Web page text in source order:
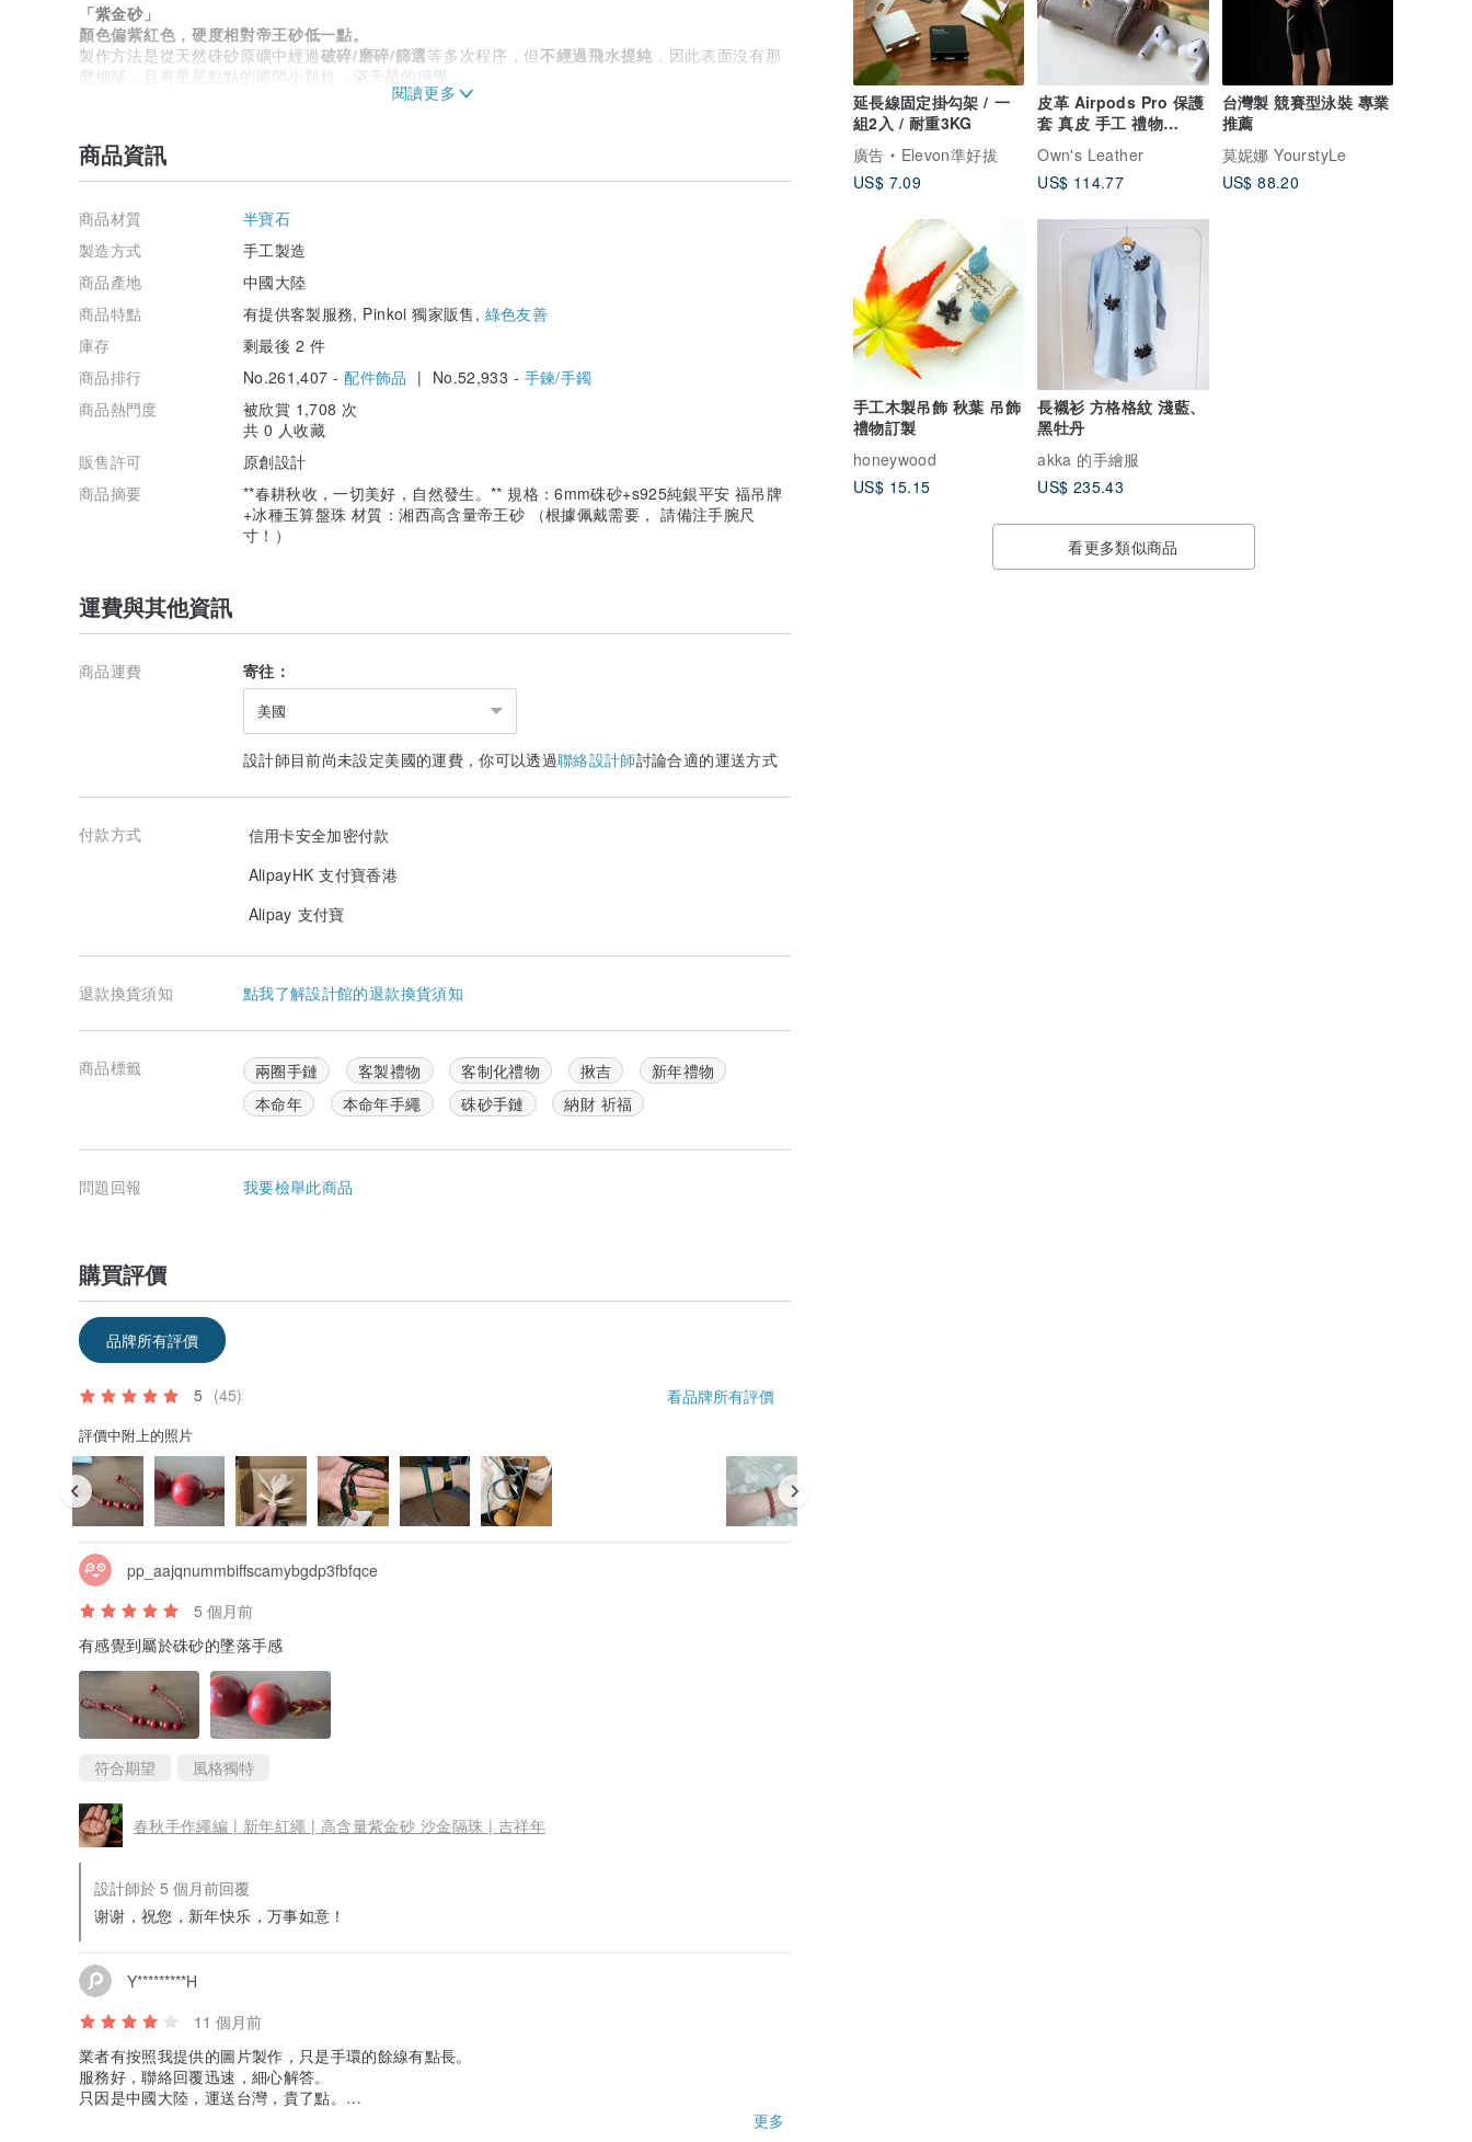
延長線固定掛勾架 / 一
組2入 / 耐重3KG
廣告
Elevon準好拔
US$ 7.09
皮革 Airpods Pro 保護
套 真皮 手工 禮物
Apple
Own's Leather
US$ 114.77
台灣製 競賽型泳裝 專業
推薦
莫妮娜 YourstyLe
US$ 88.20
手工木製吊飾 秋葉 吊飾
禮物訂製
honeywood
US$ 15.15
長襯衫 方格格紋 淺藍、
黑牡丹
akka 的手繪服
US$ 235.43
看更多類似商品
「紫金砂」
顏色偏紫紅色，硬度相對帝王砂低一點。
製作方法是從天然硃砂原礦中經過破碎/磨碎/篩選等多次程序，但不經過飛水提純 ，因此表面沒有那
麼細膩，且有星星點點的礦閃小顆粒，滿天星的感覺。
直接從硃砂礦上敲下來的硃砂大 顆粒，表面清晰可見晶體大顆粒，光照下顆顆通透，散發熒紅色光
芒。
> 春耕秋收
這世間但凡舒展，但凡詩意，但凡美好之事，往往都只會自然發生，就像四季輪轉。
學著慢下來，澄空自己，柔軟地對待生活，敬畏時間的力量，讓一切可以自然生長，像樹那樣，專注
而不畏懼地，生長出清晰的年輪。
我們的手工亦是如此！！
> 硃砂
最早的文獻記載中硃砂只有一個字叫「丹」，「丹」是一個會意字，古代鑿地礦井，在井裡面取出礦
物，所以「丹」字實際上就是「井」字中間有一「、」，意為是挖了一個礦井後在裡面去取了一個東
西出來，這東西就是硃砂。
因為硃砂是紅色，多數偏於深紅色，「朱」也是紅的意思，後來就把丹砂叫做硃砂，「丹」和「朱」
是形容顏色，「砂」是形容形狀，意為一些不規則顆粒狀的礦物。
硃砂顏色經久不褪。中國書畫被稱為「丹青」，其中的「丹」即指硃砂，顏料中不可或缺的「八寶印
泥」，其主要成分也是硃砂。
陽氣磁場，我們可以發現：玉石類放在手裡有涼的感覺，而硃砂握在手裡是暖的。
自古以來，大凡道家書符咒、開光、闢邪、鎮煞等等法事的時候，硃砂都派上用場。硃砂一直被人們
視為開運改運、鎮煞、驅邪、招福、納財的極品。有鴻運當頭，富貴安康之吉祥寓意。
《神農本草經》將硃砂列為上品，常常被用於藥物治療，可以鎮驚、解毒、緩解失眠多夢等。
生活在現代的我們，擁有一兩件硃砂文玩，也可修身養性，養眼養心。
館內硃砂產品均為高含量硃砂，重量感強。可以用一下方式鑑別：
>. 火燒硃砂會變黑。（請隔物加熱。一般不建議在成品上直接火燒，因為無法掌控時間和范圍。時
間過長變黑後無法還原。）
>. 真硃砂在紙上可以畫出橘紅色的線條。（為不損壞成品美觀，請選擇不明顯的地方劃線，或者用
泡，會影響光澤度。
硃砂屬於礦石，不溶於水，但經常與肥皂、沐浴露等化學品接觸，會對硃砂造成腐蝕。
3.避免高溫
硃砂的成份中的硫化汞，達到380度高溫，才會釋放出。所以平時，只要避免硃砂飾品處於高溫環
4.避免與硬物、尖銳物體碰撞。
硃砂硬度大，質地脆，注意防摔。
5.如何清洗
如果發現硃砂髒了，不要用水浸泡，會改變硃砂原有的光彩！可以用微微濕潤的棉布擦拭幾遍，放置
一段時間就好了。
6.油樣保養法
在製成品上擦一層白茶油或橄欖油，讓石表吸透油質，變得更加晶瑩明靜。如擦油後再密封於錦盒
中，可包一層普遍的保險薄膜，以免油質沾染錦盒絨布。
7.經常撫玩
帶在身上的硃砂飾品經常用手撫玩，使石面附著一層極薄油脂，年深月久更顯古樸高雅。
實物比照片更精緻，漂亮。
商品資訊
商品材質
半寶石
製造方式
手工製造
商品產地
中國大陸
商品特點
有提供客製服務, Pinkoi 獨家販售, 綠色友善
庫存
剩最後 2 件
商品排行
No.261,407 -配件飾品 | No.52,933 - 手鍊/手鐲
商品熱門度
被欣賞 1,708 次
共 0 人收藏
販售許可
原創設計
商品摘要
**春耕秋收，一切美好，自然發生。** 規格：6mm硃砂+s925純銀平安 福吊牌
+冰種玉算盤珠 材質：湘西高含量帝王砂 （根據佩戴需要， 請備注手腕尺
寸！）
運費與其他資訊
商品運費 寄往：
美國
設計師目前尚未設定美國的運費，你可以透過聯絡設計師討論合適的運送方式
付款方式
信用卡安全加密付款
AlipayHK 支付寶香港
Alipay 支付寶
退款換貨須知 點我了解設計館的退款換貨須知
商品標籤 兩圈手鏈 客製禮物 客制化禮物 揪吉
新年禮物
本命年
本命年手繩 硃砂手鏈 納財 祈福
問題回報 我要檢舉此商品
購買評價
品牌所有評價
5 (45) 看品牌所有評價
評價中附上的照片
pp_aajqnummbiffscamybgdp3fbfqce
5 個月前
有感覺到屬於硃砂的墜落手感
符合期望 風格獨特
春秋手作繩編 | 新年紅繩 | 高含量紫金砂 沙金隔珠 | 吉祥年
設計師於 5 個月前回覆
谢谢，祝您，新年快乐，万事如意！
Y*********H
11 個月前
業者有按照我提供的圖片製作，只是手環的餘線有點長。
服務好，聯絡回覆迅速，細心解答。
只因是中國大陸，運送台灣，貴了點。
更多